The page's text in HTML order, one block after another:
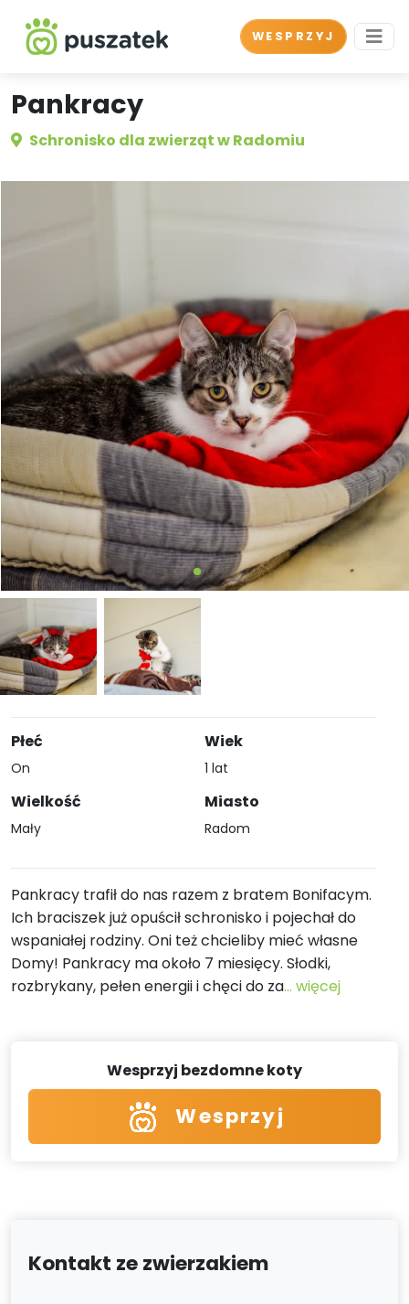
WESPRZYJ
Pankracy
Schronisko dla zwierząt w Radomiu
Płeć
On
Wielkość
Mały
Wiek
1 lat
Miasto
Radom
Pankracy trafił do nas razem z bratem Bonifacym.
Ich braciszek już opuścił schronisko i pojechał do
wspaniałej rodziny. Oni też chcieliby mieć własne
Domy! Pankracy ma około 7 miesięcy. Słodki,
rozbrykany, pełen energii i chęci do za... więcej
Wesprzyj bezdomne koty
Wesprzyj
Kontakt ze zwierzakiem